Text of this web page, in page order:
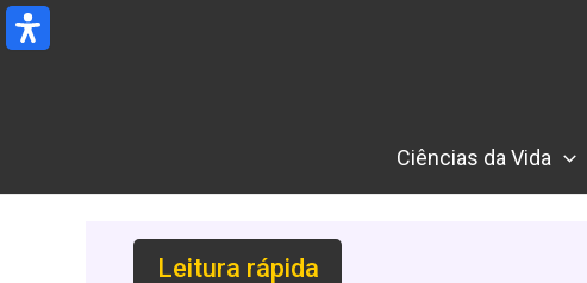
Ir
para
Ciências da Vida
Leitura rápida